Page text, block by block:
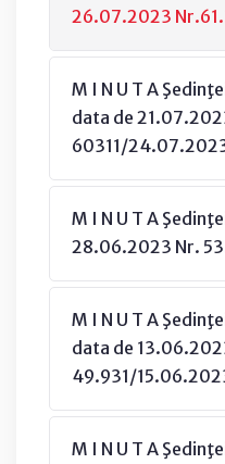
26.07.2023
M I N U T A
data de
60311/
M I N U T A
28.06.2023 Nr.
M I N U T A
data de
49.931/
M I N U T A